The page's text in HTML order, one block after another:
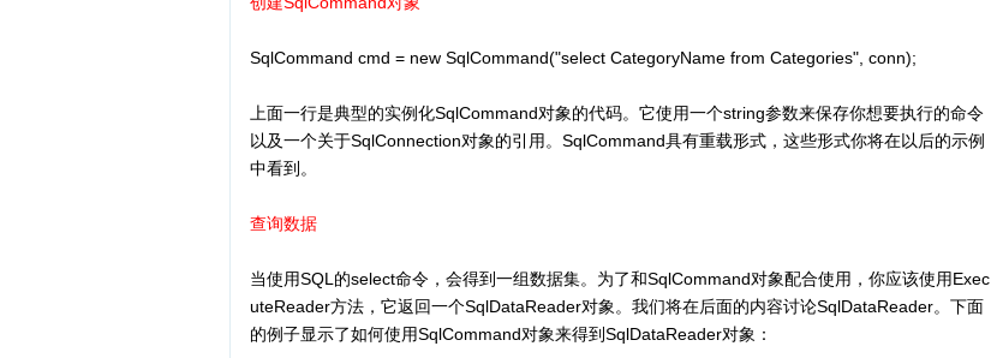
SqlCommand cmd = new SqlCommand("select CategoryName from Categories", conn);
上面一行是典型的实例化SqlCommand对象的代码。它使用一个string参数来保存你想要执行的命令
以及一个关于SqlConnection对象的引用。SqlCommand具有重载形式，这些形式你将在以后的示例
中看到。
查询数据
当使用SQL的select命令，会得到一组数据集。为了和SqlCommand对象配合使用，你应该使用Exec
uteReader方法，它返回一个SqlDataReader对象。我们将在后面的内容讨论SqlDataReader。下面
的例子显示了如何使用SqlCommand对象来得到SqlDataReader对象：